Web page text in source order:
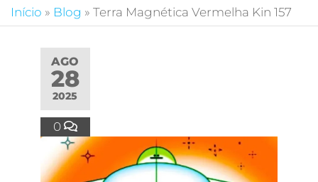
Início » Blog » Terra Magnética Vermelha Kin 157
AGO
28
2025
0